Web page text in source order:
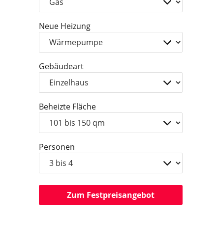
Neue Heizung
Gebäudeart
Beheizte Fläche
Personen
Zum Festpreisangebot